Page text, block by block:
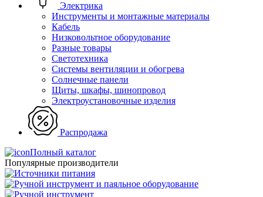
Электрика
Инструменты и монтажные материалы
Кабель
Низковольтное оборудование
Разные товары
Светотехника
Системы вентиляции и обогрева
Солнечные панели
Щиты, шкафы, шинопровод
Электроустановочные изделия
Распродажа
Полный каталог
Популярные производители